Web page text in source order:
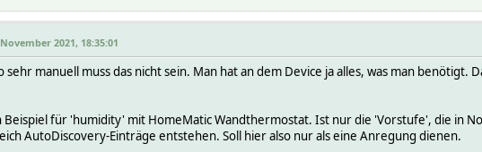
2021, 18:35:01
sehr manuell muss das nicht sein. Man hat an dem Device ja alles, was man
Beispiel für 'humidity' mit HomeMatic Wandthermostat. Ist nur die 'Vorstufe', die in
AutoDiscovery-Einträge entstehen. Soll hier also nur als eine Anregung dienen.